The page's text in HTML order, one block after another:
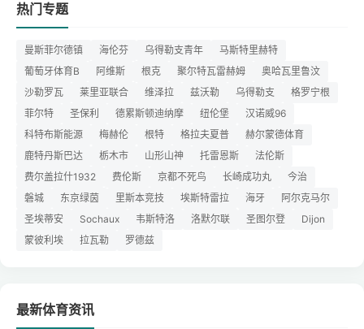
热门专题
曼斯菲尔德镇 海伦芬 乌得勒支青年
马斯特里赫特
葡萄牙体育B
阿维斯 根克 聚尔特瓦雷赫姆
奥哈瓦里鲁汶
沙勒罗瓦
莱里亚联合 维泽拉 兹沃勒 乌得勒支
格罗宁根
菲尔特
圣保利 德累斯顿迪纳摩 纽伦堡
汉诺威96
科特布斯能源
梅赫伦 根特 格拉夫夏普
赫尔蒙德体育
鹿特丹斯巴达
栃木市 山形山神 托雷恩斯
法伦斯
费尔盖拉什1932
费伦斯 京都不死鸟 长崎成功丸
今治
磐城
东京绿茵 里斯本竞技 埃斯特雷拉 海牙
阿尔克马尔
圣埃蒂安
Sochaux 韦斯特洛 洛默尔联 圣图尔登
Dijon
蒙彼利埃
拉瓦勒 罗德兹
最新体育资讯